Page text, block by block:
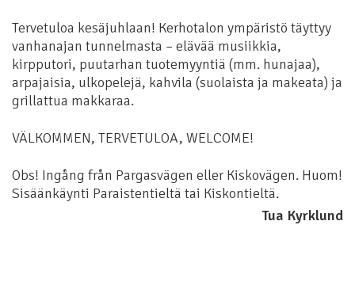
Tervetuloa kesäjuhlaan! Kerhotalon ympäristö täyttyy
vanhanajan tunnelmasta – elävää musiikkia,
kirpputori, puutarhan tuotemyyntiä (mm. hunajaa),
arpajaisia, ulkopelejä, kahvila (suolaista ja makeata) ja
grillattua makkaraa.
VÄLKOMMEN, TERVETULOA, WELCOME!
Obs! Ingång från Pargasvägen eller Kiskovägen. Huom!
Sisäänkäynti Paraistentieltä tai Kiskontieltä.
Tua Kyrklund